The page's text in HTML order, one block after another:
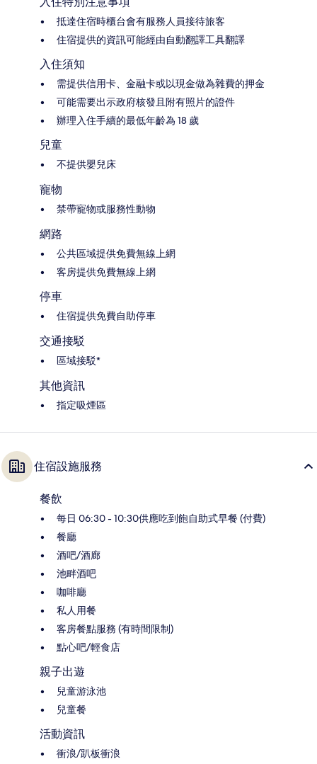
抵達住宿時櫃台會有服務人員接待旅客
住宿提供的資訊可能經由自動翻譯工具翻譯
入住須知
需提供信用卡、金融卡或以現金做為雜費的押金
可能需要出示政府核發且附有照片的證件
辦理入住手續的最低年齡為 18 歲
兒童
不提供嬰兒床
寵物
禁帶寵物或服務性動物
網路
公共區域提供免費無線上網
客房提供免費無線上網
停車
住宿提供免費自助停車
交通接駁
區域接駁*
其他資訊
指定吸煙區
住宿設施服務
餐飲
每日 06:30 - 10:30供應吃到飽自助式早餐 (付費)
餐廳
酒吧/酒廊
池畔酒吧
咖啡廳
私人用餐
客房餐點服務 (有時間限制)
點心吧/輕食店
親子出遊
兒童游泳池
兒童餐
活動資訊
衝浪/趴板衝浪